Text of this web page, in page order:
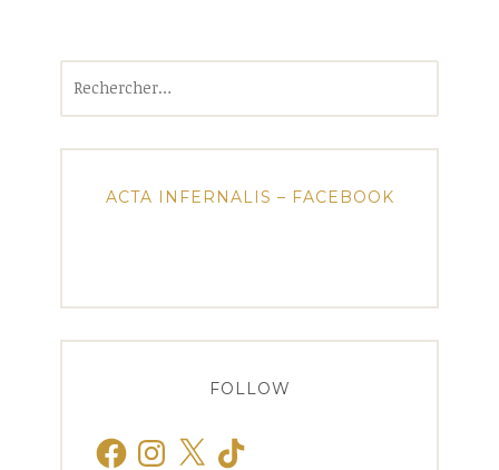
ACTA INFERNALIS – FACEBOOK
FOLLOW
FacebookInstagram
X TikTok